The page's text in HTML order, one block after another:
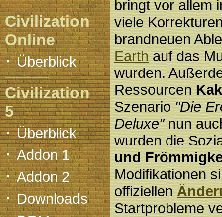
Civilization
Online
·Überblick
Civilization
5
·Überblick
·Addon 1
·Addon 2
·Downloads
bringt vor allem
viele
brandneuen
Earthauf das
wurden.
Ressourcen
Szenario"Die
Deluxe"nun
wurden die
und
Modifikationen
offiziellen
Startprobleme